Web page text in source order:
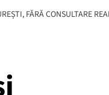
FĂRĂ CONSULTARE